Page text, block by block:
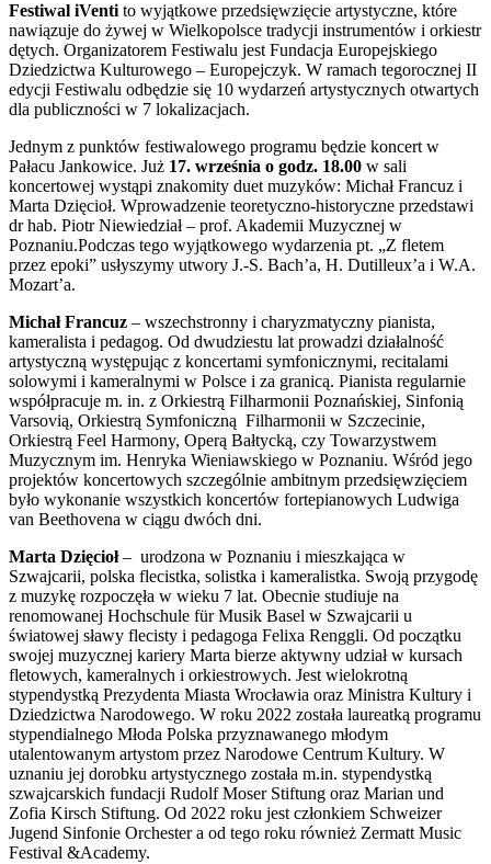
Festiwal iVentito wyjątkowe przedsięwzięcie artystyczne, które
nawiązuje do żywej w Wielkopolsce tradycji instrumentów i orkiestr
dętych. Organizatorem Festiwalu jest Fundacja Europejskiego
Dziedzictwa Kulturowego – Europejczyk. W ramach tegorocznej II
edycji Festiwalu odbędzie się 10 wydarzeń artystycznych otwartych
dla publiczności w 7 lokalizacjach.
Jednym z punktów festiwalowego programu będzie koncert w
Pałacu Jankowice. Już 17. września o godz. 18.00 w sali
koncertowej wystąpi znakomity duet muzyków: Michał Francuz i
Marta Dzięcioł. Wprowadzenie teoretyczno-historyczne przedstawi
dr hab. Piotr Niewiedział – prof. Akademii Muzycznej w
Poznaniu.Podczas tego wyjątkowego wydarzenia pt. „Z fletem
przez epoki” usłyszymy utwory J.-S. Bach’a, H. Dutilleux’a i W.A.
Mozart’a.
Michał Francuz – wszechstronny i charyzmatyczny pianista,
kameralista i pedagog. Od dwudziestu lat prowadzi działalność
artystyczną występując z koncertami symfonicznymi, recitalami
solowymi i kameralnymi w Polsce i za granicą. Pianista regularnie
współpracuje m. in. z Orkiestrą Filharmonii Poznańskiej, Sinfonią
Varsovią, Orkiestrą Symfoniczną Filharmonii w Szczecinie,
Orkiestrą Feel Harmony, Operą Bałtycką, czy Towarzystwem
Muzycznym im. Henryka Wieniawskiego w Poznaniu. Wśród jego
projektów koncertowych szczególnie ambitnym przedsięwzięciem
było wykonanie wszystkich koncertów fortepianowych Ludwiga
van Beethovena w ciągu dwóch dni.
Marta Dzięcioł– urodzona w Poznaniu i mieszkająca w
Szwajcarii, polska flecistka, solistka i kameralistka. Swoją przygodę
z muzykę rozpoczęła w wieku 7 lat. Obecnie studiuje na
renomowanej Hochschule für Musik Basel w Szwajcarii u
światowej sławy flecisty i pedagoga Felixa Renggli. Od początku
swojej muzycznej kariery Marta bierze aktywny udział w kursach
fletowych, kameralnych i orkiestrowych. Jest wielokrotną
stypendystką Prezydenta Miasta Wrocławia oraz Ministra Kultury i
Dziedzictwa Narodowego. W roku 2022 została laureatką programu
stypendialnego Młoda Polska przyznawanego młodym
utalentowanym artystom przez Narodowe Centrum Kultury. W
uznaniu jej dorobku artystycznego została m.in. stypendystką
szwajcarskich fundacji Rudolf Moser Stiftung oraz Marian und
Zofia Kirsch Stiftung. Od 2022 roku jest członkiem Schweizer
Jugend Sinfonie Orchester a od tego roku również Zermatt Music
Festival &Academy.